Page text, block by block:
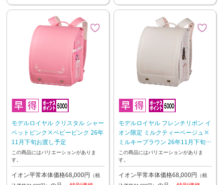
モデルロイヤル クリスタル シャー
ベットピンク×ベビーピンク 26年
11月下旬お渡し予定
この商品にはバリエーションがありま
す。
イオン平常本体価格68,000円 （税
モデルロイヤル フレンチリボン イ
オン限定 ミルクティーベージュ×
ミルキーブラウン 26年11月下旬お
渡し予定
この商品にはバリエーションがありま
す。
イオン平常本体価格68,000円 （税